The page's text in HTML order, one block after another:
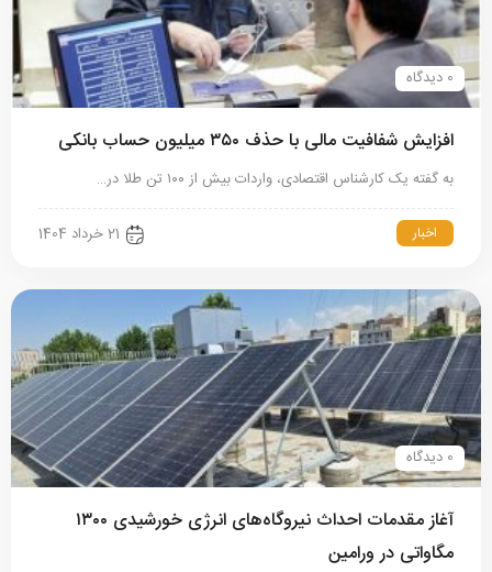
0 دیدگاه
افزایش شفافیت مالی با حذف ۳۵۰ میلیون حساب بانکی
به گفته یک کارشناس اقتصادی، واردات بیش‌ از ۱۰۰ تن طلا در…
اخبار 21 خرداد 1404
0 دیدگاه
آغاز مقدمات احداث نیروگاه‌های انرژی خورشیدی ۱۳۰۰
مگاواتی در ورامین